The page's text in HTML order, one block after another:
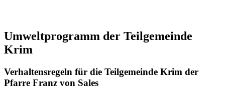
Umweltprogramm der Teilgemeinde
Krim
Verhaltensregeln für die Teilgemeinde Krim der
Pfarre Franz von Sales